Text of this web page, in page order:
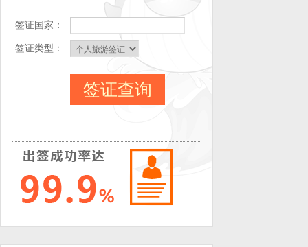
签证国家：
签证类型：